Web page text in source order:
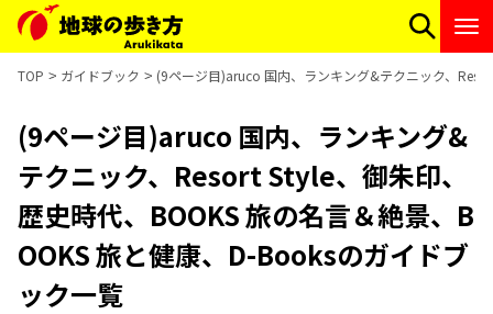
TOP ガイドブック (9ページ目)aruco 国内、ランキング&テクニック、
(9ページ目)aruco 国内、ランキング&
テクニック、Resort Style、御朱印、
歴史時代、BOOKS 旅の名言＆絶景、B
OOKS 旅と健康、D-Booksのガイドブ
ック一覧